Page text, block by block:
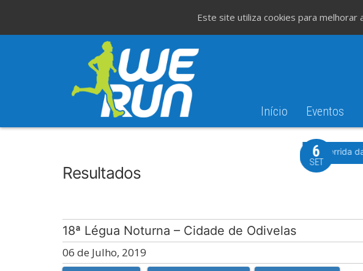
Início Eventos
Resultados
37ª Corrida
6
SET
18ª Légua Noturna – Cidade de Odivelas
06 de Julho, 2019
Este site utiliza cookies para melhorar